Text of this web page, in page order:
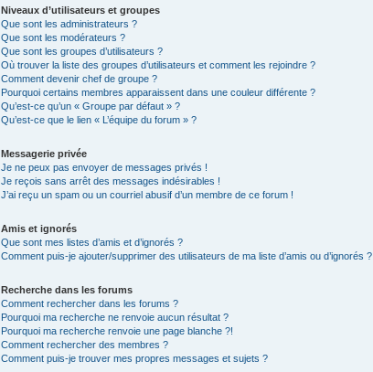
Niveaux d’utilisateurs et groupes
Que sont les administrateurs ?
Que sont les modérateurs ?
Que sont les groupes d’utilisateurs ?
Où trouver la liste des groupes d’utilisateurs et comment les rejoindre ?
Comment devenir chef de groupe ?
Pourquoi certains membres apparaissent dans une couleur différente ?
Qu’est-ce qu’un « Groupe par défaut » ?
Qu’est-ce que le lien « L’équipe du forum » ?
Messagerie privée
Je ne peux pas envoyer de messages privés !
Je reçois sans arrêt des messages indésirables !
J’ai reçu un spam ou un courriel abusif d’un membre de ce forum !
Amis et ignorés
Que sont mes listes d’amis et d’ignorés ?
Comment puis-je ajouter/supprimer des utilisateurs de ma liste d’amis ou d’ignorés ?
Recherche dans les forums
Comment rechercher dans les forums ?
Pourquoi ma recherche ne renvoie aucun résultat ?
Pourquoi ma recherche renvoie une page blanche ?!
Comment rechercher des membres ?
Comment puis-je trouver mes propres messages et sujets ?